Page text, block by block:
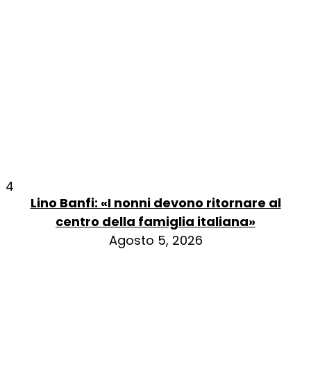
4
Lino Banfi: «I nonni devono ritornare al
centro della famiglia italiana»
Agosto 5, 2026